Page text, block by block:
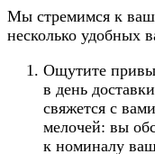
Мы стремимся к
несколько удобных
Ощутите
в день
свяжется с
мелочей: вы
к номиналу